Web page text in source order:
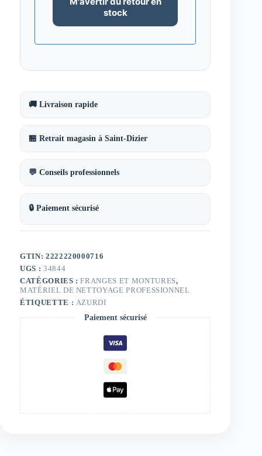
🚚 Livraison rapide
🏪 Retrait magasin à Saint-Dizier
💬 Conseils professionnels
🔒 Paiement sécurisé
GTIN: 2222220000716
UGS : 34844
CATÉGORIES :FRANGES ET MONTURES,
MATÉRIEL DE NETTOYAGE PROFESSIONNEL
ÉTIQUETTE : AZURDI
Paiement sécurisé